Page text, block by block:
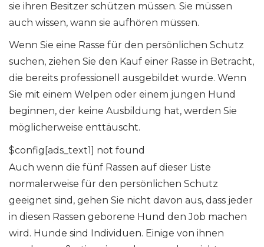
sie ihren Besitzer schützen müssen. Sie müssen
auch wissen, wann sie aufhören müssen.
Wenn Sie eine Rasse für den persönlichen Schutz
suchen, ziehen Sie den Kauf einer Rasse in Betracht,
die bereits professionell ausgebildet wurde. Wenn
Sie mit einem Welpen oder einem jungen Hund
beginnen, der keine Ausbildung hat, werden Sie
möglicherweise enttäuscht.
$config[ads_text1] not found
Auch wenn die fünf Rassen auf dieser Liste
normalerweise für den persönlichen Schutz
geeignet sind, gehen Sie nicht davon aus, dass jeder
in diesen Rassen geborene Hund den Job machen
wird. Hunde sind Individuen. Einige von ihnen